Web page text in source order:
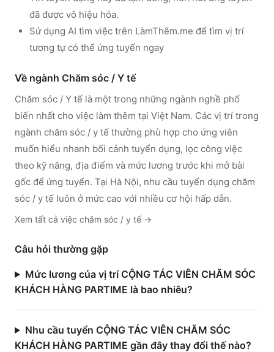
đã được vô hiệu hóa.
Sử dụng AI tìm việc trên LàmThêm.me để tìm vị trí
tương tự có thể ứng tuyển ngay
Về ngành Chăm sóc / Y tế
Chăm sóc / Y tế là một trong những ngành nghề phổ
biến nhất cho việc làm thêm tại Việt Nam. Các vị trí trong
ngành chăm sóc / y tế thường phù hợp cho ứng viên
muốn hiểu nhanh bối cảnh tuyển dụng, lọc công việc
theo kỹ năng, địa điểm và mức lương trước khi mở bài
gốc để ứng tuyển. Tại Hà Nội, nhu cầu tuyển dụng chăm
sóc / y tế luôn ở mức cao với nhiều cơ hội hấp dẫn.
Xem tất cả việc chăm sóc / y tế→
Câu hỏi thường gặp
Mức lương của vị trí CỘNG TÁC VIÊN CHĂM SÓC
KHÁCH HÀNG PARTIME là bao nhiêu?
Nhu cầu tuyển CỘNG TÁC VIÊN CHĂM SÓC
KHÁCH HÀNG PARTIME gần đây thay đổi thế nào?